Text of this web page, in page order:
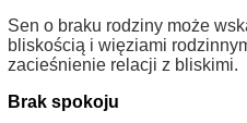
Sen o braku rodziny może
bliskością i więziami
zacieśnienie relacji z bliskimi.
Brak spokoju